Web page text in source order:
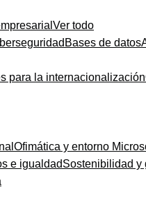
Ver todo
Bases de datos
para la internacionalización
Ofimática y entorno
e igualdadSostenibilidad y